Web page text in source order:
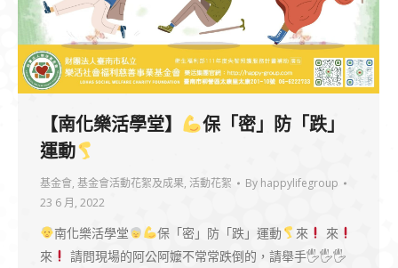
【南化樂活學堂】
保「密」防「跌」
運動
基金會, 基金會活動花絮及成果, 活動花絮 By happylifegroup
23 6 月, 2022
南化樂活學堂 保「密」防「跌」運動 來
來
來
請問現場的阿公阿嬤不常常跌倒的，請舉手🖐🖐🖐